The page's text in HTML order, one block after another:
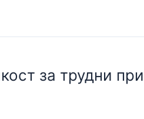
за трудни